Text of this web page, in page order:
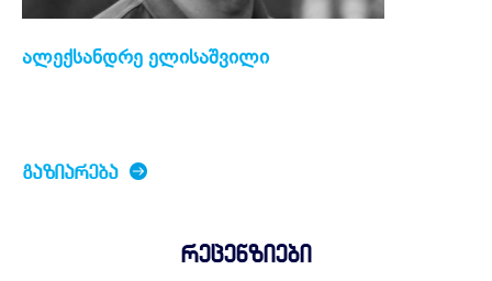
ალექსანდრე ელისაშვილი
ᲒᲐᲖᲘᲐᲠᲔᲑᲐ
რეცენზიები